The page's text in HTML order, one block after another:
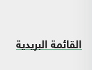
القائمة البريدية